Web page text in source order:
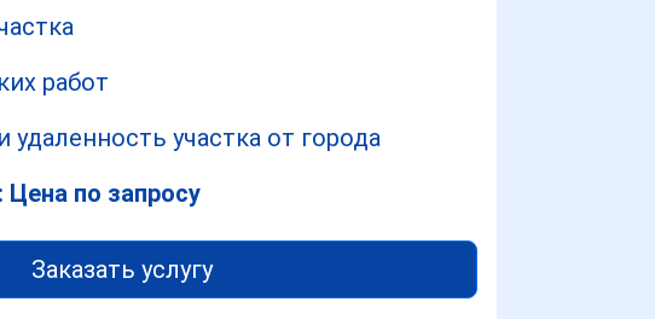
работ
участка от города
по запросу
Заказать услугу